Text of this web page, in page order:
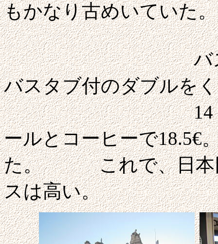
もかなり古めいていた。
バスとトイレ
バスタブ付のダブルを
14：
ールとコーヒーで18.5€
た。 これで、日本
スは高い。